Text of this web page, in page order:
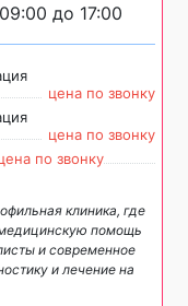
до 17:00
цена по звонку
цена по звонку
по звонку
клиника, где
помощь
и современное
и лечение на